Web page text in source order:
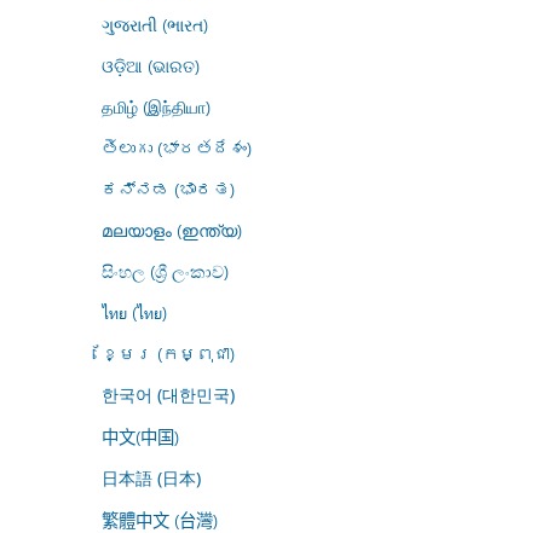
ગુજરાતી (ભારત)
ଓଡ଼ିଆ (ଭାରତ)
தமிழ் (இந்தியா)
తెలుగు (భారతదేశం)
ಕನ್ನಡ (ಭಾರತ)
മലയാളം (ഇന്ത്യ)
සිංහල (ශ්‍රී ලංකාව)
ไทย (ไทย)
ខ្មែរ (កម្ពុជា)
한국어 (대한민국)
中文(中国)
日本語 (日本)
繁體中文 (台灣)